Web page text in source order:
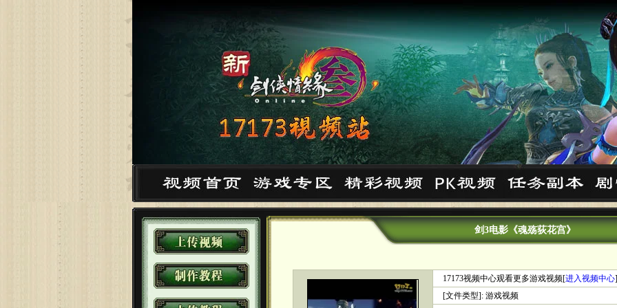
剑3电影《魂殇荻花宫》
17173视频中心观看更多游戏视频[进入视频中心]
[文件类型]: 游戏视频